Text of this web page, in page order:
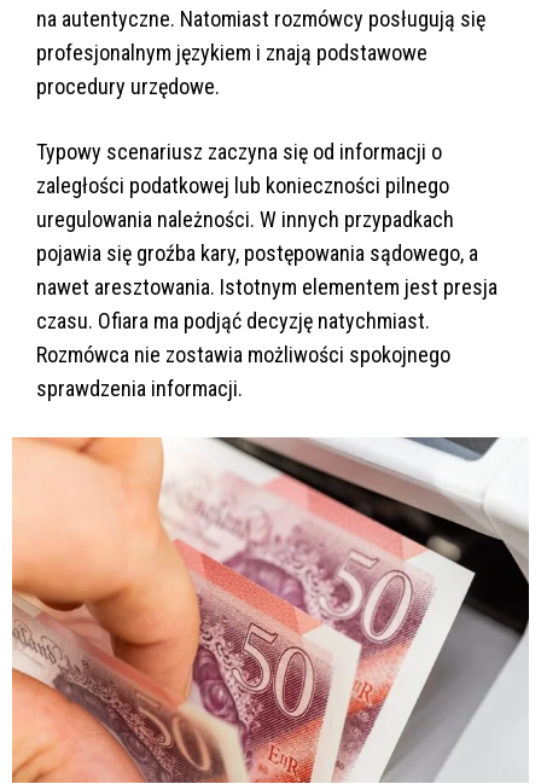
na autentyczne. Natomiast rozmówcy posługują się
profesjonalnym językiem i znają podstawowe
procedury urzędowe.
Typowy scenariusz zaczyna się od informacji o
zaległości podatkowej lub konieczności pilnego
uregulowania należności. W innych przypadkach
pojawia się groźba kary, postępowania sądowego, a
nawet aresztowania. Istotnym elementem jest presja
czasu. Ofiara ma podjąć decyzję natychmiast.
Rozmówca nie zostawia możliwości spokojnego
sprawdzenia informacji.